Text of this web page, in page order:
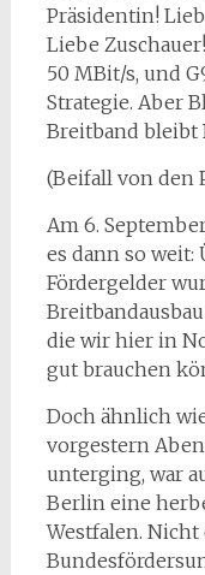
Präsidentin!
Liebe
50 MBit/s, und
Strategie. Aber
Breitband bleibt
(Beifall von den
Am 6.
es dann so
Fördergelder
die wir hier in
gut brauchen
Doch ähnlich
vorgestern
unterging, war
Berlin eine
Westfalen.